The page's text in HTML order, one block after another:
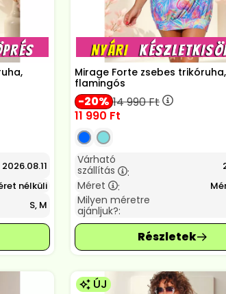
2026.08.11
nélküli
S, M
Mirage Forte zsebes trikóruha,
flamingós
20 14 990Ft
11 990 Ft
Várható
szállítás
:
Méret :
Milyen méretre
ajánljuk?:
ÚJ